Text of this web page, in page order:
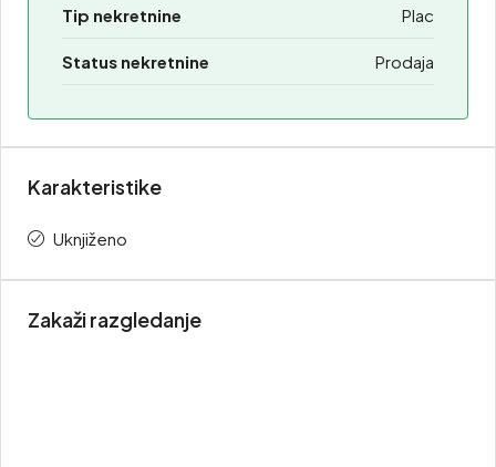
Tip nekretnine Plac
Status nekretnine Prodaja
Karakteristike
Uknjiženo
Zakaži razgledanje